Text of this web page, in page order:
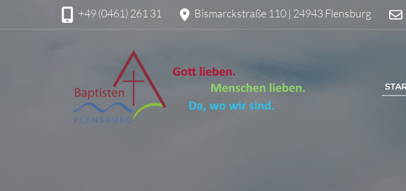
+49 (0461) 261 31 Bismarckstraße 110 | 24943 Flensburg